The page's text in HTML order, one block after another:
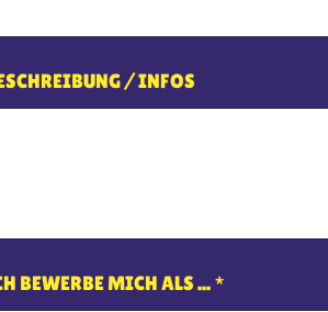
/ INFOS
BEWERBE MICH ALS ...*